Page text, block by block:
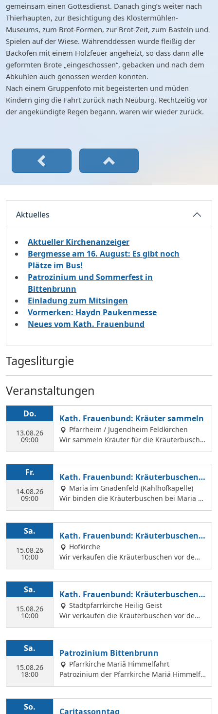
gemeinsam einen Gottesdienst. Danach ging’s weiter nach
Thierhaupten, zur Besichtigung des Klostermühlen-
Museums, zum Brot-Formen, zur Brot-Zeit, zum Basteln und
Spielen auf der Wiese. Währenddessen wurde fleißig der
Backofen mit einem Holzfeuer angeheizt, so dass dann alle
geformten Brote „eingeschossen“, gebacken und nach dem
Abkühlen auch genossen werden konnten.
Nach einem Gruppenfoto mit begeisterten und müden
Kindern ging die Fahrt zurück nach Neuburg. Rechtzeitig vor
der angekündigte Regen begann, waren wir wieder zurück.
Aktuelles
Aktueller Kirchenanzeiger
Bergmesse am 16. August: Es gibt noch
Plätze im Bus!
Patrozinium und Sommerfest in
Bittenbrunn
Einladung zum Mitsingen
Vormerken: Haydn Paukenmesse
Neues vom Kath. Frauenbund
Tagesliturgie
Veranstaltungen
Do.
13.08.26
09:00
Kath. Frauenbund: Kräuter sammeln
Pfarrheim / Jugendheim Feldkirchen
Wir sammeln Kräuter für die Kräuterbusche
n, die wir am 14. August binden und an Mar
Margit Ettig am Jugendheim Feldkirchen.
Fr.
14.08.26
09:00
Kath. Frauenbund: Kräuterbuschen b
inden
Maria im Gnadenfeld (Kahlhofkapelle)
Wir binden die Kräuterbuschen bei Maria a
m Kahlhof. Wir brauchen viele Helferinnen z
der Hl. Geist Kirche Kräuterbuschen verkauf
en können.
Sa.
15.08.26
10:00
Kath. Frauenbund: Kräuterbuschen V
erkauf
Hofkirche
Wir verkaufen die Kräuterbuschen vor dem
Festgottesdienst in der Hofkirche.
Sa.
15.08.26
10:00
Kath. Frauenbund: Kräuterbuschen V
erkauf
Stadtpfarrkirche Heilig Geist
Wir verkaufen die Kräuterbuschen vor dem
Festgottesdienst in der Hl. Geist Kirche.
Sa.
15.08.26
18:00
Patrozinium Bittenbrunn
Pfarrkirche Mariä Himmelfahrt
Patrozinium der Pfarrkirche Mariä Himmelfa
hrt in Bittenbrunn Um 18:00 Uhr Festgottesd
So. Caritassonntag